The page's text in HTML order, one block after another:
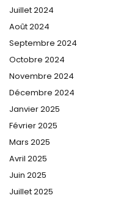
Juillet 2024
Août 2024
Septembre 2024
Octobre 2024
Novembre 2024
Décembre 2024
Janvier 2025
Février 2025
Mars 2025
Avril 2025
Juin 2025
Juillet 2025